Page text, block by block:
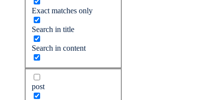
Exact matches only
Search in title
Search in content
post